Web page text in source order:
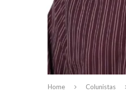
Home Colunistas